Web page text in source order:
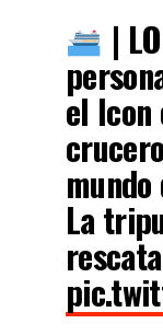
|
el Icon
La